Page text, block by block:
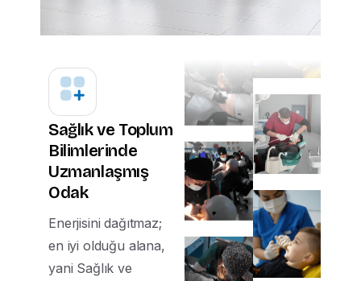
Sağlık ve Toplum
Bilimlerinde
Uzmanlaşmış
Odak
Enerjisini dağıtmaz;
en iyi olduğu alana,
yani Sağlık ve
İsim Soyisim
United
States
Uyruk Grubu